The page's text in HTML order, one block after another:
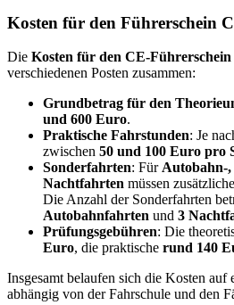
Kosten für den Führerschein
Die Kosten für den CE-Führerschein
verschiedenen Posten zusammen:
Grundbetrag für den
und 600 Euro.
Praktische Fahrstunden: Je
zwischen 50 und 100 Euro pro
Sonderfahrten: Für Autobahn-
Nachtfahrten müssen
Die Anzahl der Sonderfahrten
Autobahnfahrten und 3
Prüfungsgebühren: Die
Euro, die praktische rund 140
Insgesamt belaufen sich die Kosten auf
abhängig von der Fahrschule und den